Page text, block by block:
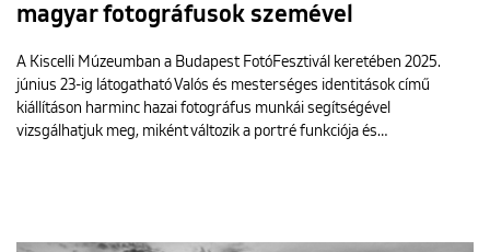
magyar fotográfusok szemével
A Kiscelli Múzeumban a Budapest FotóFesztivál keretében 2025.
június 23-ig látogatható Valós és mesterséges identitások című
kiállításon harminc hazai fotográfus munkái segítségével
vizsgálhatjuk meg, miként változik a portré funkciója és…